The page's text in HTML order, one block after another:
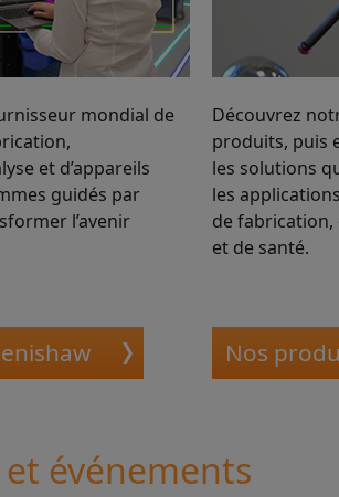
mondial de
et d’appareils
guidés par
l’avenir
Découvrez
produits, puis
les solutions
les
de
et de santé.
Nos
événements